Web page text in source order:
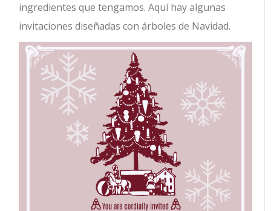
ingredientes que tengamos. Aquí hay algunas
invitaciones diseñadas con árboles de Navidad.